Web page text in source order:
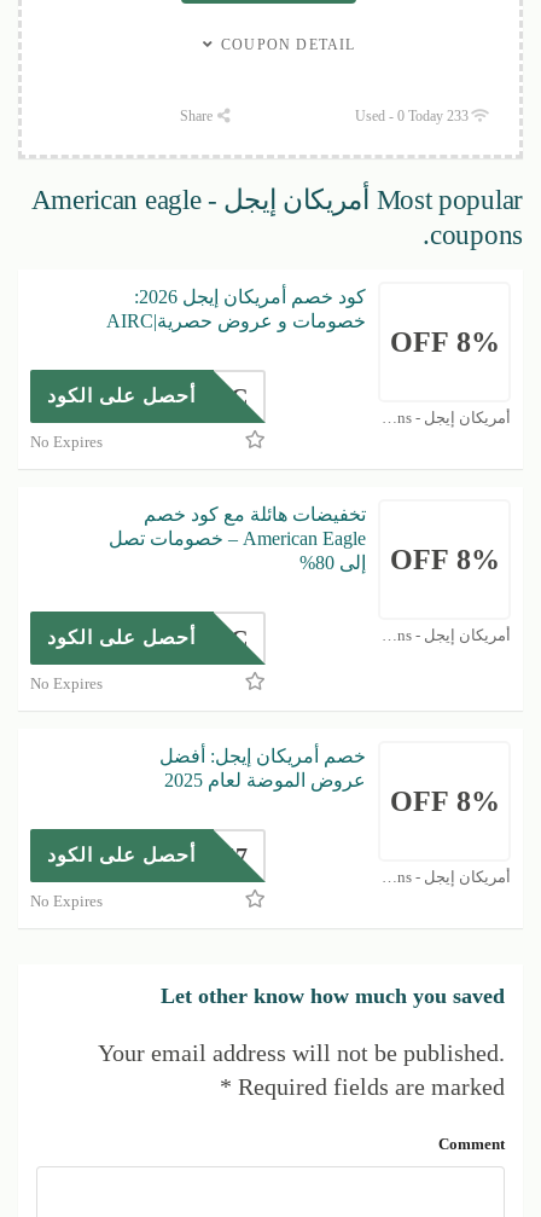
COUPON DETAIL
233 Used - 0 Today
Share
Most popular أمريكان إيجل - American eagle
coupons.
8% OFF
أمريكان إيجل - American eagle Coupons
كود خصم أمريكان إيجل 2026:
خصومات و عروض حصرية|AIRC
AIRCأحصل على الكود
No Expires
8% OFF
أمريكان إيجل - American eagle Coupons
تخفيضات هائلة مع كود خصم
American Eagle – خصومات تصل
إلى 80%
AIRCأحصل على الكود
No Expires
8% OFF
أمريكان إيجل - American eagle Coupons
خصم أمريكان إيجل: أفضل
عروض الموضة لعام 2025
T0I7 أحصل على الكود
No Expires
Let other know how much you saved
Your email address will not be published.
Required fields are marked
*
Comment